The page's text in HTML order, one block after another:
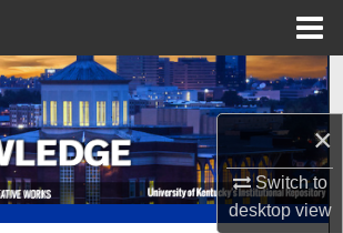
×
Switch to
desktopview
Search
Browse Collections
My Account